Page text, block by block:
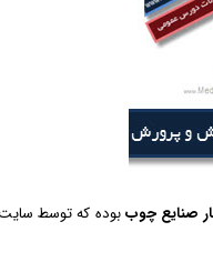
صنایع چوببوده که توسط